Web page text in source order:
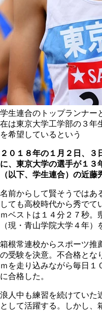
学生連合のトップランナー
在は東京大学工学部の３年
を希望しているという
２０１８年の１月２日、
に、東京大学の選手が１３
（以下、学生連合）の近藤
名前からして賢そうではあ
しても高校時代から秀でて
ｍベストは１４分２７秒。
（現・青山学院大学４年）
箱根常連校からスポーツ推
の受験を決意。不合格とな
ｍを走り込みながら毎日１
に合格した。
浪人中も練習を続けていた
として活躍する。しかし、